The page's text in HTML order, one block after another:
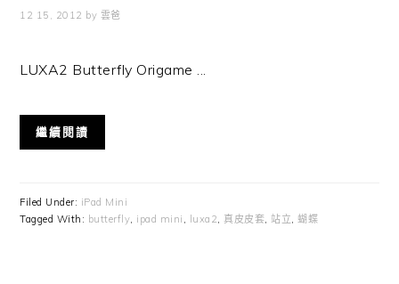
12 15, 2012 by 雲爸
LUXA2 Butterfly Origame ...
繼續閱讀
Filed Under: iPad Mini
Tagged With: butterfly, ipad mini , luxa2, 真皮皮套,站立,蝴蝶